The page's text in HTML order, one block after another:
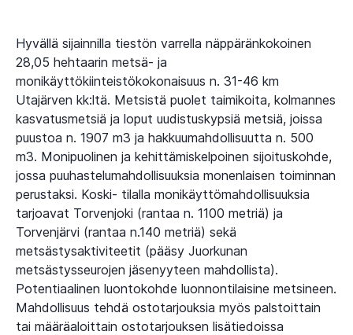
Hyvällä sijainnilla tiestön varrella näppäränkokoinen
28,05 hehtaarin metsä- ja
monikäyttökiinteistökokonaisuus n. 31-46 km
Utajärven kk:ltä. Metsistä puolet taimikoita, kolmannes
kasvatusmetsiä ja loput uudistuskypsiä metsiä, joissa
puustoa n. 1907 m3 ja hakkuumahdollisuutta n. 500
m3. Monipuolinen ja kehittämiskelpoinen sijoituskohde,
jossa puuhastelumahdollisuuksia monenlaisen toiminnan
perustaksi. Koski- tilalla monikäyttömahdollisuuksia
tarjoavat Torvenjoki (rantaa n. 1100 metriä) ja
Torvenjärvi (rantaa n.140 metriä) sekä
metsästysaktiviteetit (pääsy Juorkunan
metsästysseurojen jäsenyyteen mahdollista).
Potentiaalinen luontokohde luonnontilaisine metsineen.
Mahdollisuus tehdä ostotarjouksia myös palstoittain
tai määräaloittain ostotarjouksen lisätiedoissa